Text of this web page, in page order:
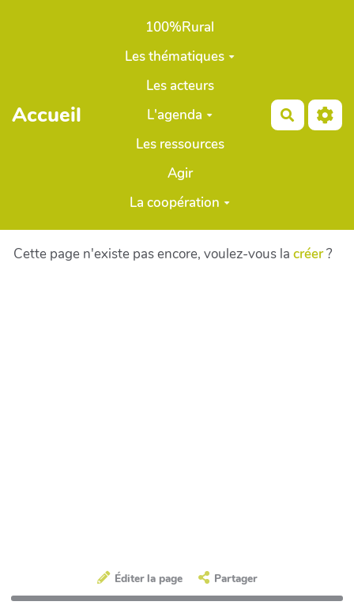
Aller au contenu principal
Accueil
100%Rural
Les thématiques
Les acteurs
L'agenda
Les ressources
Agir
La coopération
Cette page n'existe pas encore, voulez-vous la créer?
Éditer la page Partager